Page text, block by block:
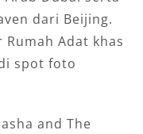
dari Beijing.
Adat khas
spot foto
and The